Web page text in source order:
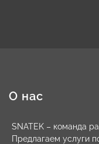
О нас
SNATEK – команда
Предлагаем услуги